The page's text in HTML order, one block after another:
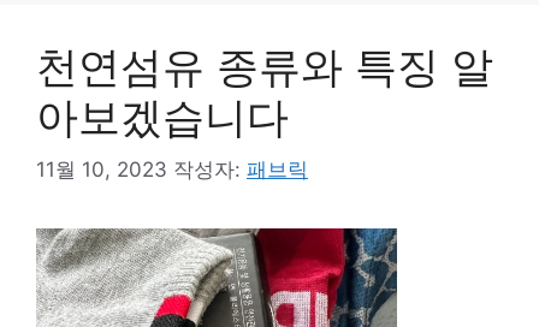
천연섬유 종류와 특징 알
아보겠습니다
11월 10, 2023 작성자: 패브릭